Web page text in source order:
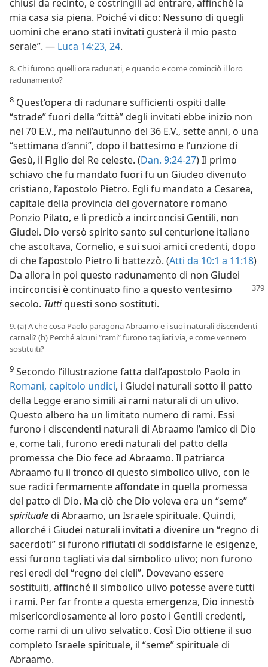
chiusi da recinto, e costringili ad entrare, affinché la
mia casa sia piena. Poiché vi dico: Nessuno di quegli
uomini che erano stati invitati gusterà il mio pasto
serale”. — Luca 14:23, 24.
8. Chi furono quelli ora radunati, e quando e come cominciò il loro
radunamento?
8 Quest’opera di radunare sufficienti ospiti dalle
“strade” fuori della “città” degli invitati ebbe inizio non
nel 70 E.V., ma nell’autunno del 36 E.V., sette anni, o una
“settimana d’anni”, dopo il battesimo e l’unzione di
Gesù, il Figlio del Re celeste. (Dan. 9:24-27) Il primo
schiavo che fu mandato fuori fu un Giudeo divenuto
cristiano, l’apostolo Pietro. Egli fu mandato a Cesarea,
capitale della provincia del governatore romano
Ponzio Pilato, e lì predicò a incirconcisi Gentili, non
Giudei. Dio versò spirito santo sul centurione italiano
che ascoltava, Cornelio, e sui suoi amici credenti, dopo
di che l’apostolo Pietro li battezzò. (Atti da 10:1 a 11:18)
Da allora in poi questo radunamento di non Giudei
incirconcisi è continuato fino a questo ventesimo
secolo. Tuttiquesti sono sostituti.
9. (a) A che cosa Paolo paragona Abraamo e i suoi naturali discendenti
carnali? (b) Perché alcuni “rami” furono tagliati via, e come vennero
sostituiti?
9 Secondo l’illustrazione fatta dall’apostolo Paolo in
Romani, capitolo undici, i Giudei naturali sotto il patto
della Legge erano simili ai rami naturali di un ulivo.
Questo albero ha un limitato numero di rami. Essi
furono i discendenti naturali di Abraamo l’amico di Dio
e, come tali, furono eredi naturali del patto della
promessa che Dio fece ad Abraamo. Il patriarca
Abraamo fu il tronco di questo simbolico ulivo, con le
sue radici fermamente affondate in quella promessa
del patto di Dio. Ma ciò che Dio voleva era un “seme”
spiritualedi Abraamo, un Israele spirituale. Quindi,
allorché i Giudei naturali invitati a divenire un “regno di
sacerdoti” si furono rifiutati di soddisfarne le esigenze,
essi furono tagliati via dal simbolico ulivo; non furono
resi eredi del “regno dei cieli”. Dovevano essere
sostituiti, affinché il simbolico ulivo potesse avere tutti
i rami. Per far fronte a questa emergenza, Dio innestò
misericordiosamente al loro posto i Gentili credenti,
come rami di un ulivo selvatico. Così Dio ottiene il suo
completo Israele spirituale, il “seme” spirituale di
Abraamo.